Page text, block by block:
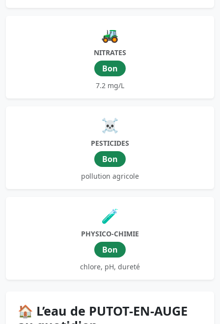
🚜
NITRATES
Bon
7.2 mg/L
☠️
PESTICIDES
Bon
pollution agricole
🧪
PHYSICO-CHIMIE
Bon
chlore, pH, dureté
🏠 L’eau de PUTOT-EN-AUGE